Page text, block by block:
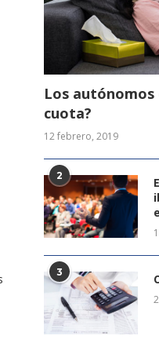
Los autónomos
cuota?
12 febrero, 2019
2
3